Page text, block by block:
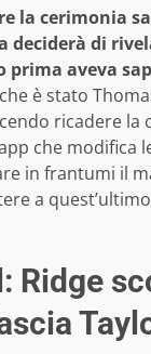
la cerimonia
deciderà di
prima aveva
è stato
ricadere la
che modifica
in frantumi il
a
Ridge